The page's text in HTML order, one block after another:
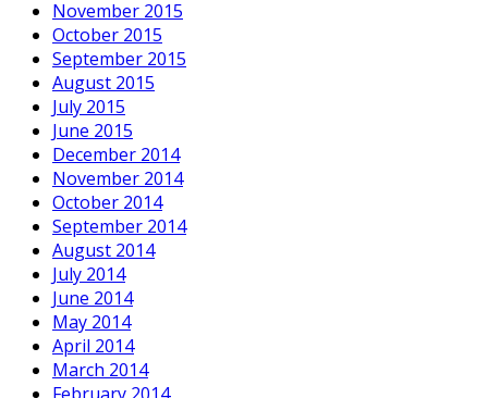
November 2015
October 2015
September 2015
August 2015
July 2015
June 2015
December 2014
November 2014
October 2014
September 2014
August 2014
July 2014
June 2014
May 2014
April 2014
March 2014